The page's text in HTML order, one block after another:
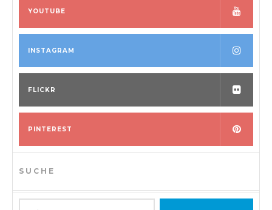
YOUTUBE
INSTAGRAM
FLICKR
PINTEREST
SUCHE